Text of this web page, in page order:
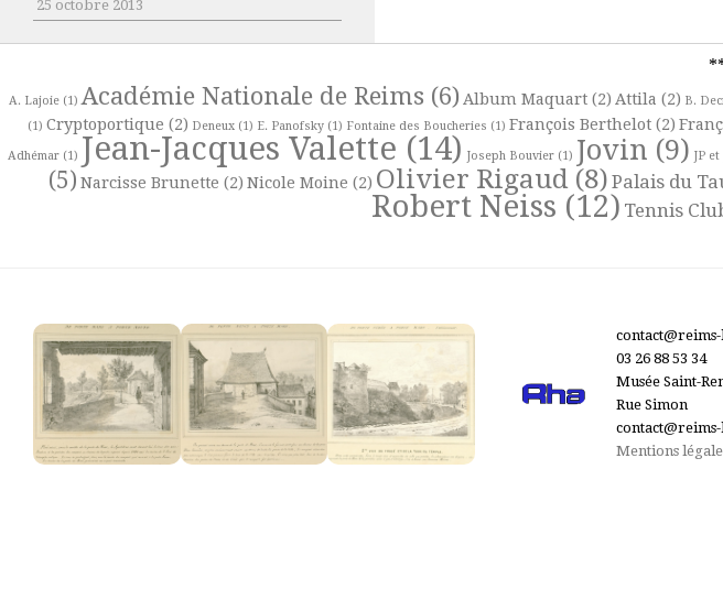
25 octobre 2013
A. Lajoie(1) Académie Nationale de Reims (6) Album Maquart(2) Attila (2) B.
(1) Cryptoportique (2) Deneux(1) E. Panofsky(1) Fontaine des Boucheries (1) François Berthelot(2)
Adhémar (1) Jean-Jacques Valette (14) Joseph Bouvier (1) Jovin (9) JP
(5) Narcisse Brunette (2) Nicole Moine (2) Olivier Rigaud(8) Palais du
Robert Neiss (12) Tennis
03 26 88 53 34
Musée Saint-
Rue Simon
Mentions